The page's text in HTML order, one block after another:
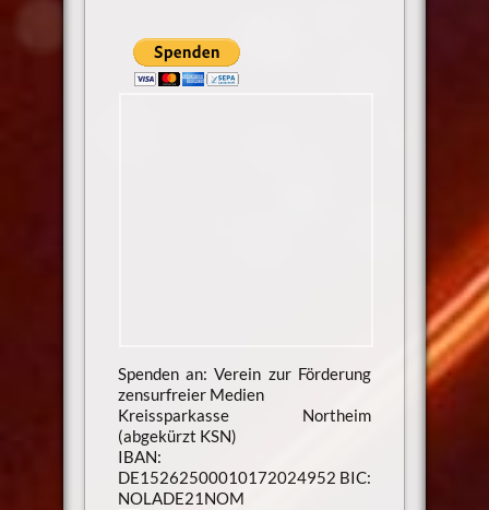
Spenden an: Verein zur Förderung
zensurfreier Medien
Kreissparkasse Northeim
(abgekürzt KSN)
IBAN:
DE15262500010172024952 BIC:
NOLADE21NOM